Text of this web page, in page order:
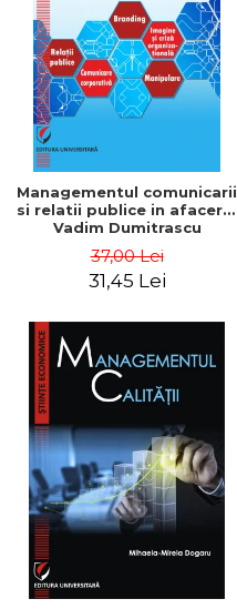
ADMINISTRATIVE
ȘTIINȚE ECONOMICE
ȘTIINȚE EXACTE
EDUCAȚIE FIZICĂ ȘI SPORT
PREUNIVERSITARIA
TIMP LIBER
ÎN CURS DE APARIȚIE
NOUTĂȚI
PACHETE DE STUDIU
PROMOȚIILE LUNII
ULTIMELE EXEMPLARE
Cum Cumpăr
Livrare
Politica de Retur
Formular de Retur
Distribuitori
Managementul comunicarii
si relatii publice in afaceri -
Vadim Dumitrascu
37,00 Lei
31,45 Lei